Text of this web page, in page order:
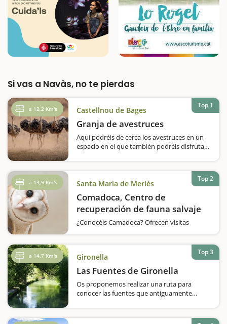
Si vas a Navàs, no te pierdas
a 12,2 Km's Castellnou de Bages
Granja de avestruces
Aquí podréis de cerca los avestruces en un
espacio en el que también podréis disfrutar
teniendo en cuenta los animales que…
Top 1
a 13,9 Km's Santa Maria de Merlès
Comadoca, Centro de
recuperación de fauna salvaje
¿Conocéis Camadoca? Ofrecen visitas
cuáles son los principales problemas con los
que se enfrentan y cómo…
Top 2
a 14,7 Km's Gironella
Las Fuentes de Gironella
Os proponemos realizar una ruta para
conocer las fuentes que antiguamente
fuentes, conoceremos su pasado y cuáles
Top 3